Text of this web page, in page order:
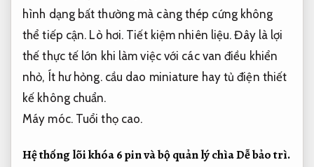
hình dạng bất thường mà càng thép cứng không
thể tiếp cận. Lò hơi. Tiết kiệm nhiên liệu. Đây là lợi
thế thực tế lớn khi làm việc với các van điều khiển
nhỏ, Ít hư hỏng.cầu dao miniature hay tủ điện thiết
kế không chuẩn.
Máy móc. Tuổi thọ cao.
Hệ thống lõi khóa 6 pin và bộ quản lý chìaDễ bảo trì.